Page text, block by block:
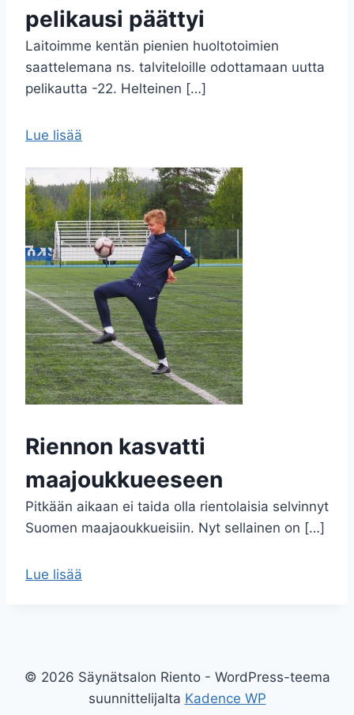
pelikausi päättyi
Laitoimme kentän pienien huoltotoimien
saattelemana ns. talviteloille odottamaan uutta
pelikautta -22. Helteinen […]
Lue lisää
Riennon kasvatti
maajoukkueeseen
Pitkään aikaan ei taida olla rientolaisia selvinnyt
Suomen maajaoukkueisiin. Nyt sellainen on […]
Lue lisää
© 2026 Säynätsalon Riento - WordPress-teema
suunnittelijalta Kadence WP